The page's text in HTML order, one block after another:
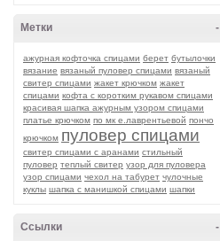
-
Метки
ажурная кофточка спицами берет бутылочки
вязание вязаный пуловер спицами вязаный
свитер спицами жакет крючком жакет
спицами кофта с коротким рукавом спицами
красивая шапка ажурным узором спицами
платье крючком по мк е.лаврентьевой пончо
крючком пуловер спицами
свитер спицами с аранами стильный
пуловер теплый свитер узор для пуловера
узор спицами чехол на табурет чулочные
куклы шапка с манишкой спицами шапки
-
Ссылки